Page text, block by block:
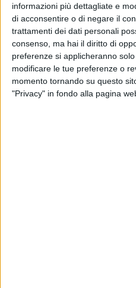
informazioni più dettagliate e
di acconsentire o di negare il
trattamenti dei dati personali
consenso, ma hai il diritto di
preferenze si applicheranno
modificare le tue preferenze o
momento tornando su questo
"Privacy" in fondo alla pagina
BISCEGLIE - 18 LUGLIO
Domenica 19
programma della
BISCEGLIE - 3 LUGLIO
Festa del Sacro